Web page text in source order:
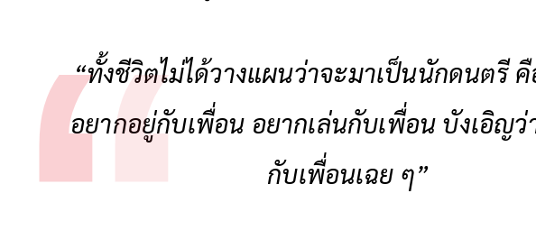
“ทั้งชีวิตไม่ได้วางแผนว่าจะมาเป็นนักดนตรี คื
อยากอยู่กับเพื่อน อยากเล่นกับเพื่อน บังเอิญว่
กับเพื่อนเฉย ๆ”